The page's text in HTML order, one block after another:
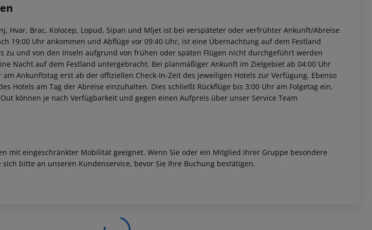
Hvar, Brac, Kolocep, Lopud, Sipan und Mljet ist bei verspäteter oder verfrühter Ankunft/Abreise
19:00 Uhr ankommen und Abflüge vor 09:40 Uhr, ist eine Übernachtung auf dem Festland
zu und von den Inseln aufgrund von frühen oder späten Flügen nicht durchgeführt werden
Nacht auf dem Festland untergebracht. Bei planmäßiger Ankunft im Zielgebiet ab 04:00 Uhr
Ankunftstag erst ab der offiziellen Check-In-Zeit des jeweiligen Hotels zur Verfügung. Ebenso
Hotels am Tag der Abreise einzuhalten. Dies schließt Rückflüge bis 3:00 Uhr am Folgetag ein.
können je nach Verfügbarkeit und gegen einen Aufpreis über unser Service Team
mit eingeschränkter Mobilität geeignet. Wenn Sie oder ein Mitglied Ihrer Gruppe besondere
bitte an unseren Kundenservice, bevor Sie Ihre Buchung bestätigen.